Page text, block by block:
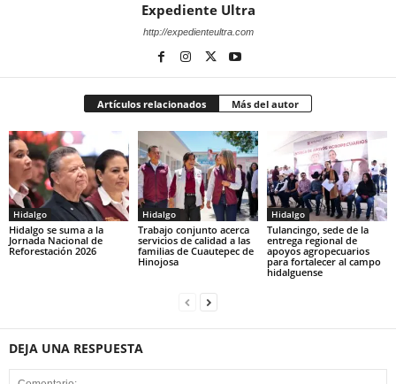
Expediente Ultra
http://expedienteultra.com
Artículos relacionados Más del autor
Hidalgo
Hidalgo se suma a la
Jornada Nacional de
Reforestación 2026
Hidalgo
Trabajo conjunto acerca
servicios de calidad a las
familias de Cuautepec de
Hinojosa
Hidalgo
Tulancingo, sede de la
entrega regional de
apoyos agropecuarios
para fortalecer al campo
hidalguense
DEJA UNA RESPUESTA